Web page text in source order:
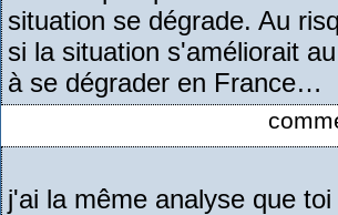
situation se dégrade. Au
si la situation s'améliorait
à se dégrader en France…
j'ai la même analyse que